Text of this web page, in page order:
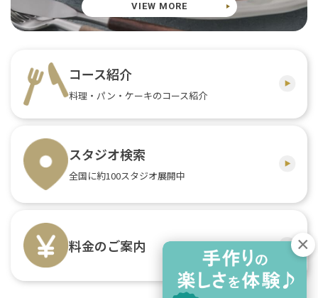
VIEW MORE
コース紹介
料理・パン・ケーキのコース紹介
スタジオ検索
全国に約100スタジオ展開中
料金のご案内